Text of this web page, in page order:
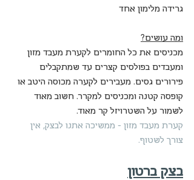
גרידה מלימון אחד
ומה עושים?
מכניסים את כל החומרים לקערת מעבד מזון
ומעבדים בפולסים קצרים עד שמתקבלים
פירורים גסים. מעבירים לקערה מכוסה היטב או
קופסה קטנה ומכניסים למקרר. חשוב מאוד
לשמור על השטרויזל קר מאוד.
קערת מעבד מזון - ממשיכה אתנו לבצק, אין
צורך לשטוף.
בצק ברטון